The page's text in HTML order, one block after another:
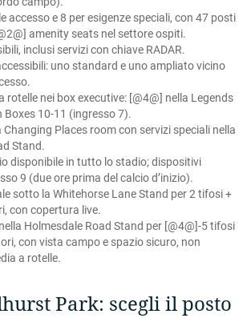
accesso e 8 per esigenze speciali, con 47 posti
amenity seats nel settore ospiti.
inclusi servizi con chiave RADAR.
uno standard e uno ampliato vicino
rotelle nei box executive: [@4@] nella Legends
Boxes 10-11 (ingresso 7).
Changing Places room con servizi speciali nella
Stand.
disponibile in tutto lo stadio; dispositivi
9 (due ore prima del calcio d’inizio).
sotto la Whitehorse Lane Stand per 2 tifosi +
con copertura live.
Holmesdale Road Stand per [@4@]-5 tifosi
con vista campo e spazio sicuro, non
a rotelle.
Park: scegli il posto